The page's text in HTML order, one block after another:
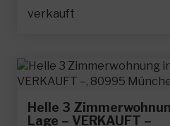
verkauft
Helle 3
Lage – VERKAUFT –